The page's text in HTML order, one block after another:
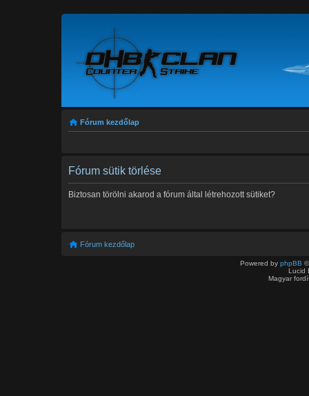
Fórum kezdőlap
Fórum sütik törlése
Biztosan törölni akarod a fórum által létrehozott sütiket?
Fórum kezdőlap
Powered by phpBB
Lucid
Magyar